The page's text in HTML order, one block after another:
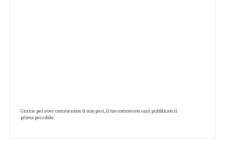
Grazie per aver commentato il mio post, il tuo commento sarà pubblicato il
prima possibile.